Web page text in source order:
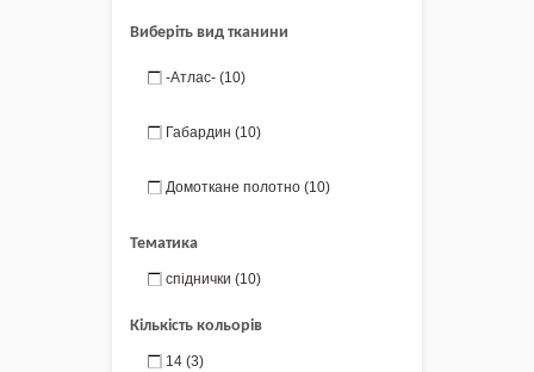
Виберіть вид тканини
-Атлас- (10)
Габардин (10)
Домоткане полотно (10)
Тематика
спіднички (10)
Кількість кольорів
14 (3)